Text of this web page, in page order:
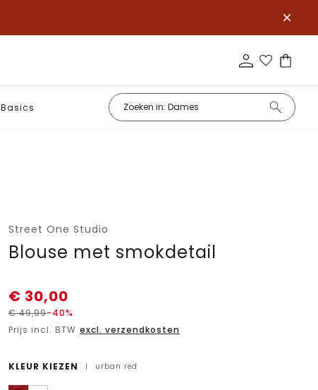
Basics
Street One Studio
Blouse met smokdetail
€ 30,00
€49,99-40%
Prijs incl. BTW excl. verzendkosten
KLEUR KIEZEN | urban red